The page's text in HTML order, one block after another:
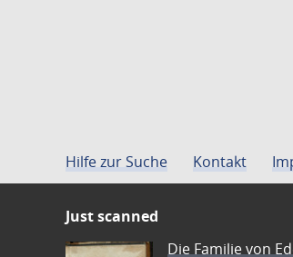
Hilfe zur Suche Kontakt
Just scanned
Die Familie von